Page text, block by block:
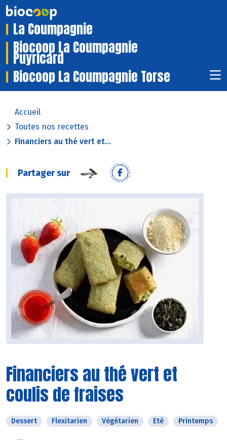
La Coumpagnie
Biocoop La Coumpagnie
Puyricard
Biocoop La Coumpagnie Torse
Accueil
Toutes nos recettes
Financiers au thé vert et...
Partager sur
Financiers au thé vert et
coulis de fraises
Dessert Flexitarien Végétarien Eté Printemps